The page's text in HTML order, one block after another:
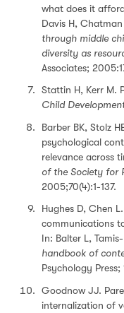
what does it
Davis H, Chatman
through middle
diversity as
Associates;
Stattin H, Kerr M.
Child
Barber BK, Stolz
psychological
relevance across
of the Society for
2005;70(4):1-137.
Hughes D, Chen
communications
In: Balter L,
handbook of
Psychology
Goodnow JJ.
internalization of